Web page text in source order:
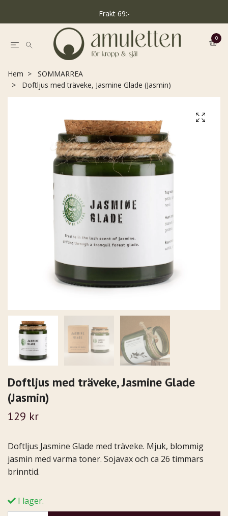
Frakt 69:-
0
Hem
SOMMARREA
Doftljus med träveke, Jasmine Glade (Jasmin)
Doftljus med träveke, Jasmine Glade
(Jasmin)
129 kr
Doftljus Jasmine Glade med träveke. Mjuk, blommig
jasmin med varma toner. Sojavax och ca 26 timmars
brinntid.
I lager.